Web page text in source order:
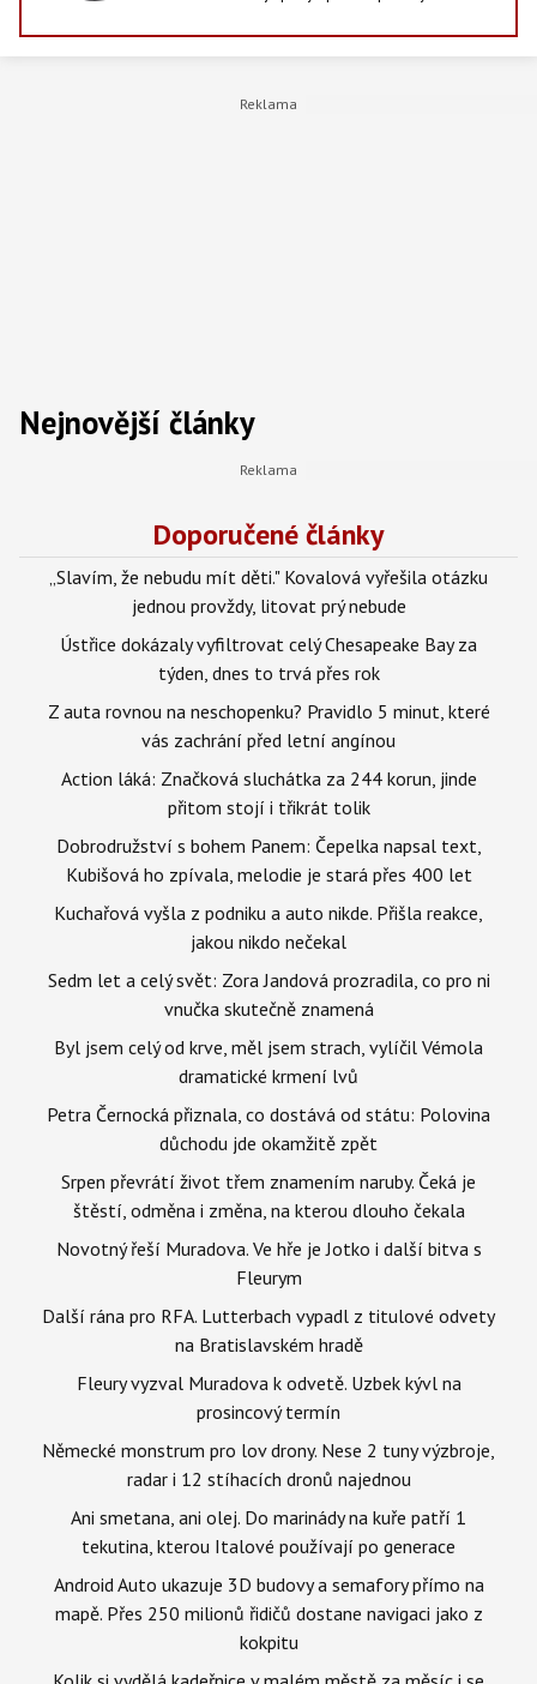
rozhodnutí domácností. Vedle psaní zpráv
studuje vysokou školu, zajímá se o dění
kina, stráví večer s přáteli nebo si zahraje
Nejnovější články
Doporučené články
„Slavím, že nebudu mít děti." Kovalová vyřešila otázku
jednou provždy, litovat prý nebude
Ústřice dokázaly vyfiltrovat celý Chesapeake Bay za
týden, dnes to trvá přes rok
Z auta rovnou na neschopenku? Pravidlo 5 minut, které
vás zachrání před letní angínou
Action láká: Značková sluchátka za 244 korun, jinde
přitom stojí i třikrát tolik
Dobrodružství s bohem Panem: Čepelka napsal text,
Kubišová ho zpívala, melodie je stará přes 400 let
Kuchařová vyšla z podniku a auto nikde. Přišla reakce,
jakou nikdo nečekal
Sedm let a celý svět: Zora Jandová prozradila, co pro ni
vnučka skutečně znamená
Byl jsem celý od krve, měl jsem strach, vylíčil Vémola
dramatické krmení lvů
Petra Černocká přiznala, co dostává od státu: Polovina
důchodu jde okamžitě zpět
Srpen převrátí život třem znamením naruby. Čeká je
štěstí, odměna i změna, na kterou dlouho čekala
Novotný řeší Muradova. Ve hře je Jotko i další bitva s
Fleurym
Další rána pro RFA. Lutterbach vypadl z titulové odvety
na Bratislavském hradě
Fleury vyzval Muradova k odvetě. Uzbek kývl na
prosincový termín
Německé monstrum pro lov drony. Nese 2 tuny výzbroje,
radar i 12 stíhacích dronů najednou
Ani smetana, ani olej. Do marinády na kuře patří 1
tekutina, kterou Italové používají po generace
Android Auto ukazuje 3D budovy a semafory přímo na
mapě. Přes 250 milionů řidičů dostane navigaci jako z
kokpitu